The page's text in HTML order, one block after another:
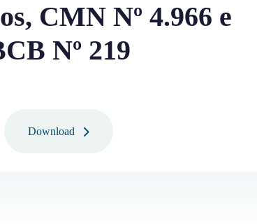
CMN Nº 4.966 e
Nº 219
Download